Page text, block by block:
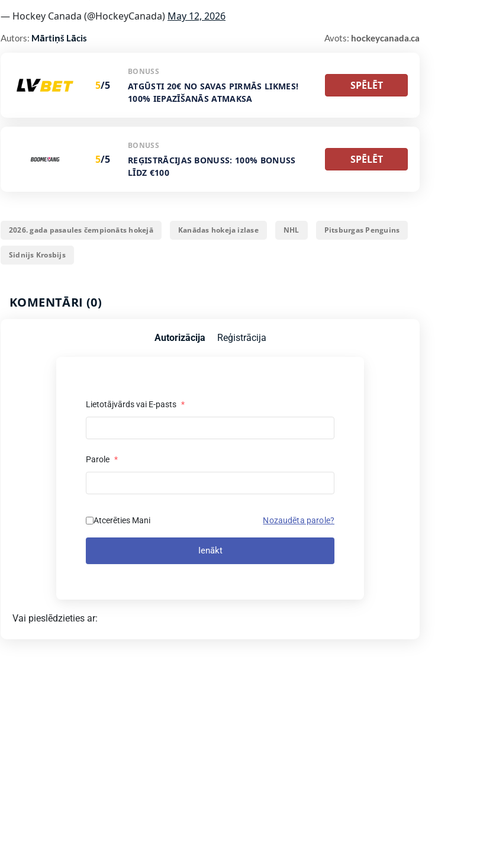
— Hockey Canada (@HockeyCanada) May 12, 2026
Autors: Mārtiņš Lācis Avots: hockeycanada.ca
5/5
BONUSS
ATGŪSTI 20€ NO SAVAS PIRMĀS LIKMES!
100% IEPAZĪŠANĀS ATMAKSA
SPĒLĒT
5/5
BONUSS
REĢISTRĀCIJAS BONUSS: 100% BONUSS
LĪDZ €100
SPĒLĒT
2026. gada pasaules čempionāts hokejā Kanādas hokeja izlase NHL Pitsburgas Penguins
Sidnijs Krosbijs
KOMENTĀRI (0)
Autorizācija Reģistrācija
Lietotājvārds vai E-pasts *
Parole *
Atcerēties Mani Nozaudēta parole?
Ienākt
Vai pieslēdzieties ar: